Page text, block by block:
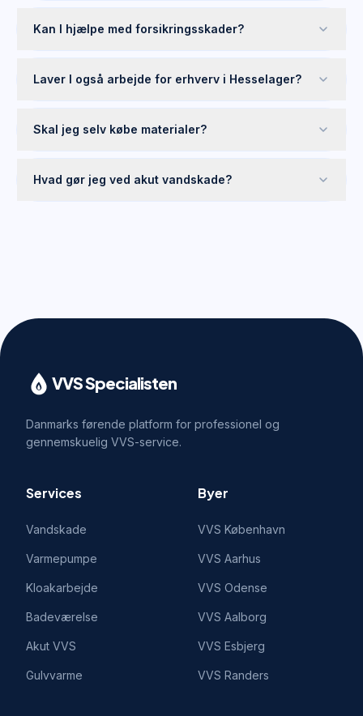
Kan I hjælpe med forsikringsskader?
Laver I også arbejde for erhverv i Hesselager?
Skal jeg selv købe materialer?
Hvad gør jeg ved akut vandskade?
VVS Specialisten
Danmarks førende platform for professionel og
gennemskuelig VVS-service.
Services
Vandskade
Varmepumpe
Kloakarbejde
Badeværelse
Akut VVS
Gulvvarme
Byer
VVS København
VVS Aarhus
VVS Odense
VVS Aalborg
VVS Esbjerg
VVS Randers